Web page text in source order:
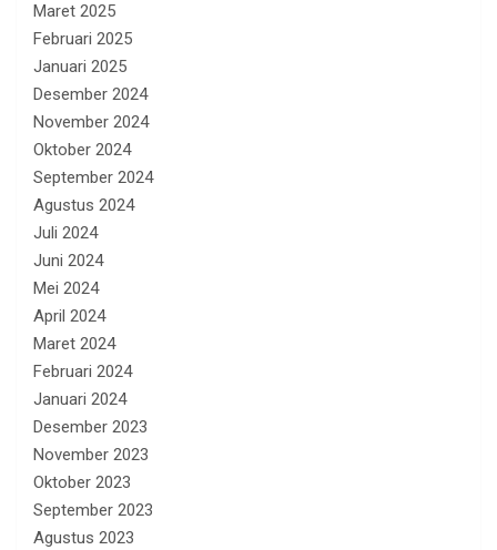
Maret 2025
Februari 2025
Januari 2025
Desember 2024
November 2024
Oktober 2024
September 2024
Agustus 2024
Juli 2024
Juni 2024
Mei 2024
April 2024
Maret 2024
Februari 2024
Januari 2024
Desember 2023
November 2023
Oktober 2023
September 2023
Agustus 2023